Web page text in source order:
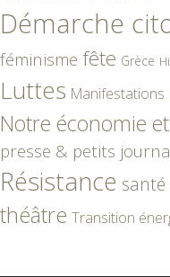
Démarche
féminisme fête Grèce
Luttes Manifestations
Notre économie
presse & petits
Résistance santé
théâtre Transition